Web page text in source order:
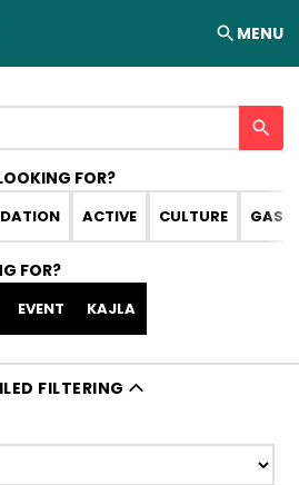
MENU
FOR?
ACTIVE CULTURE
FOR?
EVENT KAJLA
FILTERING